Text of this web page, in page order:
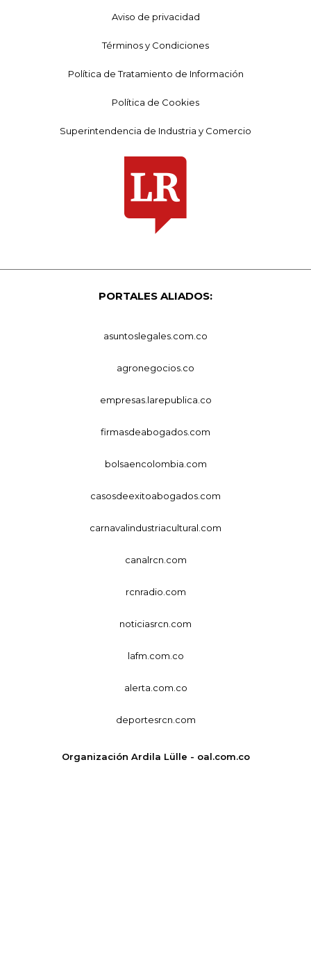
Aviso de privacidad
Términos y Condiciones
Política de Tratamiento de Información
Política de Cookies
Superintendencia de Industria y Comercio
PORTALES ALIADOS:
asuntoslegales.com.co
agronegocios.co
empresas.larepublica.co
firmasdeabogados.com
bolsaencolombia.com
casosdeexitoabogados.com
carnavalindustriacultural.com
canalrcn.com
rcnradio.com
noticiasrcn.com
lafm.com.co
alerta.com.co
deportesrcn.com
Organización Ardila Lülle - oal.com.co